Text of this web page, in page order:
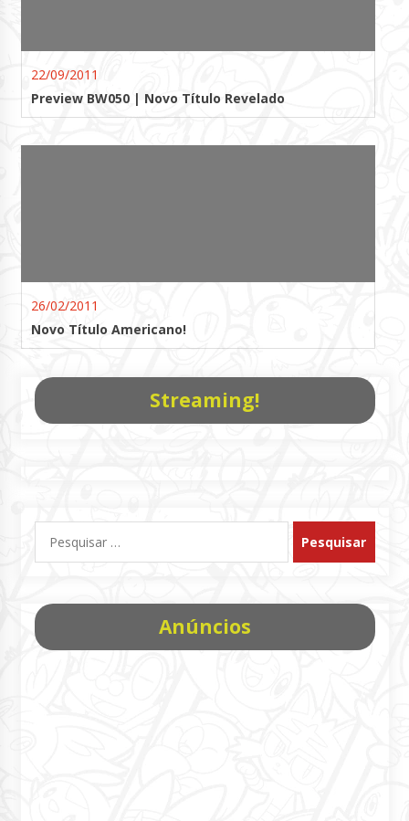
22/09/2011
Preview BW050 | Novo Título Revelado
26/02/2011
Novo Título Americano!
Streaming!
por:
Anúncios